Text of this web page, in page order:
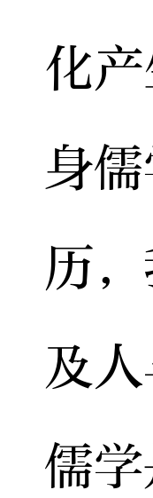
化
身
历
及
儒